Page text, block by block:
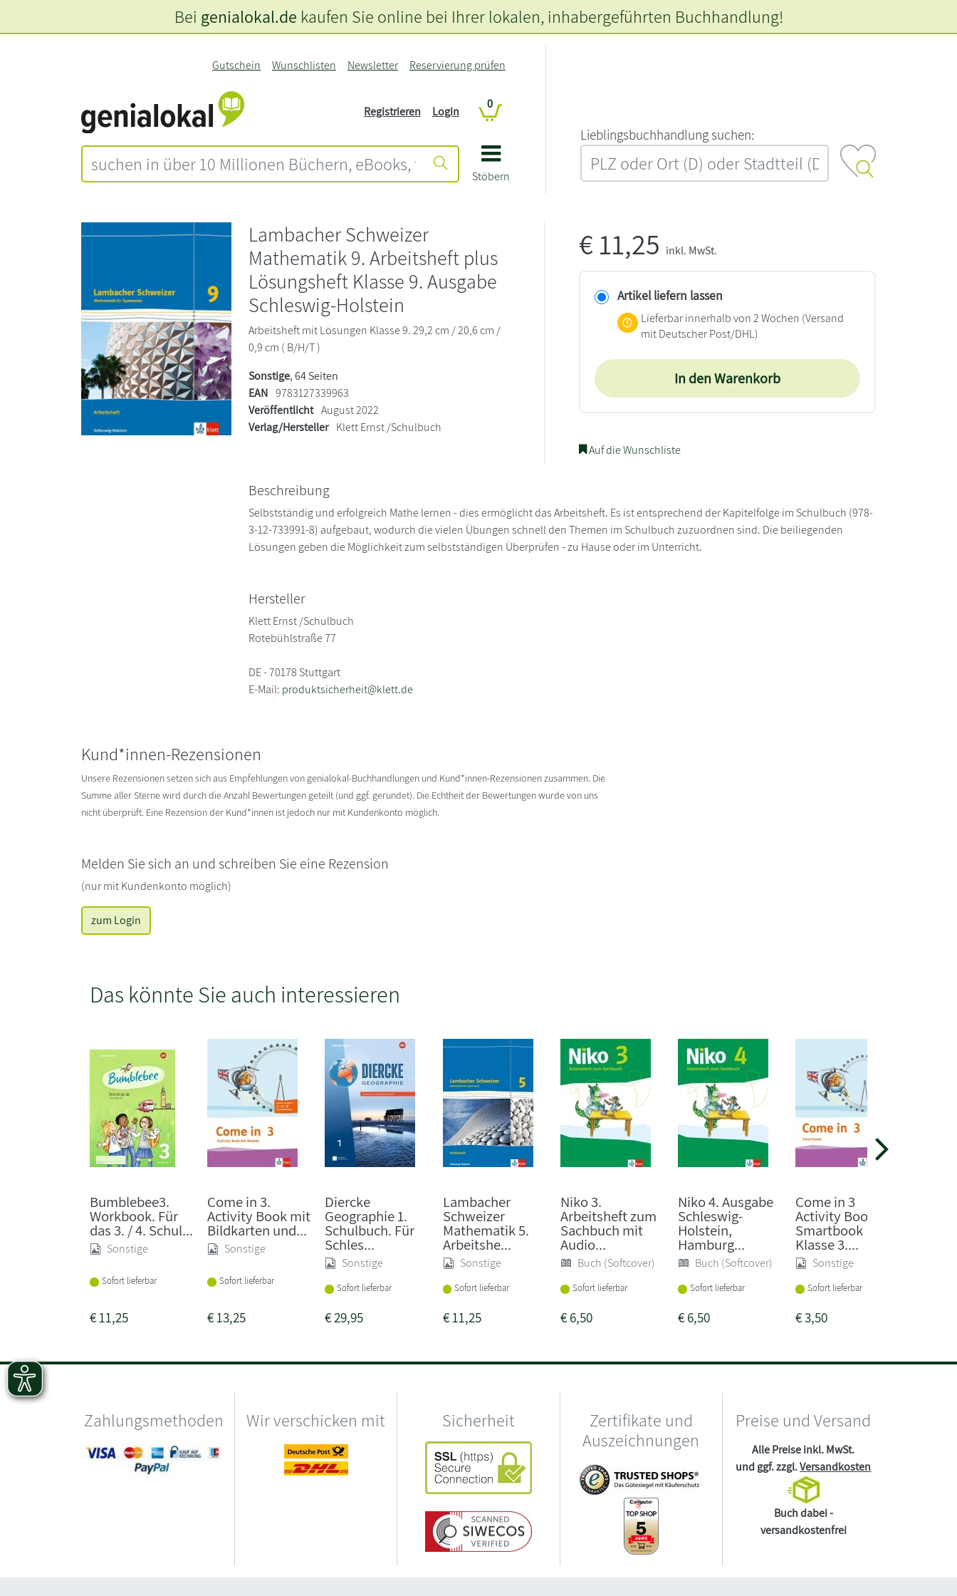
Stöbern
Gutschein Wunschlisten Newsletter Reservierung prüfen
Registrieren Login
0
L‍i‍e‍b‍l‍i‍n‍g‍s‍b‍u‍c‍h‍h‍a‍n‍d‍l‍u‍n‍g‍ ‍s‍u‍c‍h‍e‍n‍:‍
Bei genialokal.de kaufen Sie online bei Ihrer lokalen, inhabergeführten Buchhandlung!
Lambacher Schweizer
Mathematik 9. Arbeitsheft plus
Lösungsheft Klasse 9. Ausgabe
Schleswig-Holstein
Arbeitsheft mit Lösungen Klasse 9. 29,2 cm / 20,6 cm /
0,9 cm ( B/H/T )
Sonstige, 64 Seiten
EAN 9783127339963
Veröffentlicht August 2022
Verlag/Hersteller Klett Ernst /Schulbuch
€11,25 inkl. MwSt.
Artikel liefern lassen
Lieferbar innerhalb von 2 Wochen (Versand
mit Deutscher Post/DHL)
In den Warenkorb
Auf die Wunschliste
Beschreibung
Selbstständig und erfolgreich Mathe lernen - dies ermöglicht das Arbeitsheft. Es ist entsprechend der Kapitelfolge im Schulbuch (978-
3-12-733991-8) aufgebaut, wodurch die vielen Übungen schnell den Themen im Schulbuch zuzuordnen sind. Die beiliegenden
Lösungen geben die Möglichkeit zum selbstständigen Überprüfen - zu Hause oder im Unterricht.
Hersteller
Klett Ernst /Schulbuch
Rotebühlstraße 77
DE - 70178 Stuttgart
E-Mail: produktsicherheit@klett.de
Kund*innen-Rezensionen
Unsere Rezensionen setzen sich aus Empfehlungen von genialokal-Buchhandlungen und Kund*innen-Rezensionen zusammen. Die
Summe aller Sterne wird durch die Anzahl Bewertungen geteilt (und ggf. gerundet). Die Echtheit der Bewertungen wurde von uns
nicht überprüft. Eine Rezension der Kund*innen ist jedoch nur mit Kundenkonto möglich.
Melden Sie sich an und schreiben Sie eine Rezension
(nur mit Kundenkonto möglich)
zum Login
Das könnte Sie auch interessieren
Bumblebee3.
Workbook. Für
das 3. / 4. Schul...
Sonstige
Sofort lieferbar
€11,25
Come in 3.
Activity Book mit
Bildkarten und...
Sonstige
Sofort lieferbar
€13,25
Diercke
Geographie 1.
Schulbuch. Für
Schles...
Sonstige
Sofort lieferbar
€29,95
Lambacher
Schweizer
Mathematik 5.
Arbeitshe...
Sonstige
Sofort lieferbar
€11,25
Niko 3.
Arbeitsheft zum
Sachbuch mit
Audio...
Buch (Softcover)
Sofort lieferbar
€6,50
Niko 4. Ausgabe
Schleswig-
Holstein,
Hamburg...
Buch (Softcover)
Sofort lieferbar
€6,50
Come in 3
Activity Book
Smartbook
Klasse 3....
Sonstige
Sofort lieferbar
€3,50
Zahlungsmethoden Wir verschicken mit Sicherheit
Zertifikate und
Auszeichnungen
Preise und Versand
Alle Preise inkl. MwSt.
und ggf. zzgl.Versandkosten
Buch dabei -
versandkostenfrei